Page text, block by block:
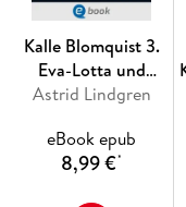
Kalle Blomquist 3.
Eva-Lotta und
Rasmus
Astrid Lindgren
eBook epub
8,99 €*